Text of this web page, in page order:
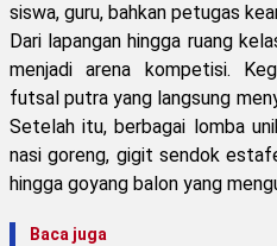
siswa, guru, bahkan petugas
Dari lapangan hingga ruang
menjadi arena kompetisi.
futsal putra yang langsung
Setelah itu, berbagai lomba
nasi goreng, gigit sendok
hingga goyang balon yang
Baca juga